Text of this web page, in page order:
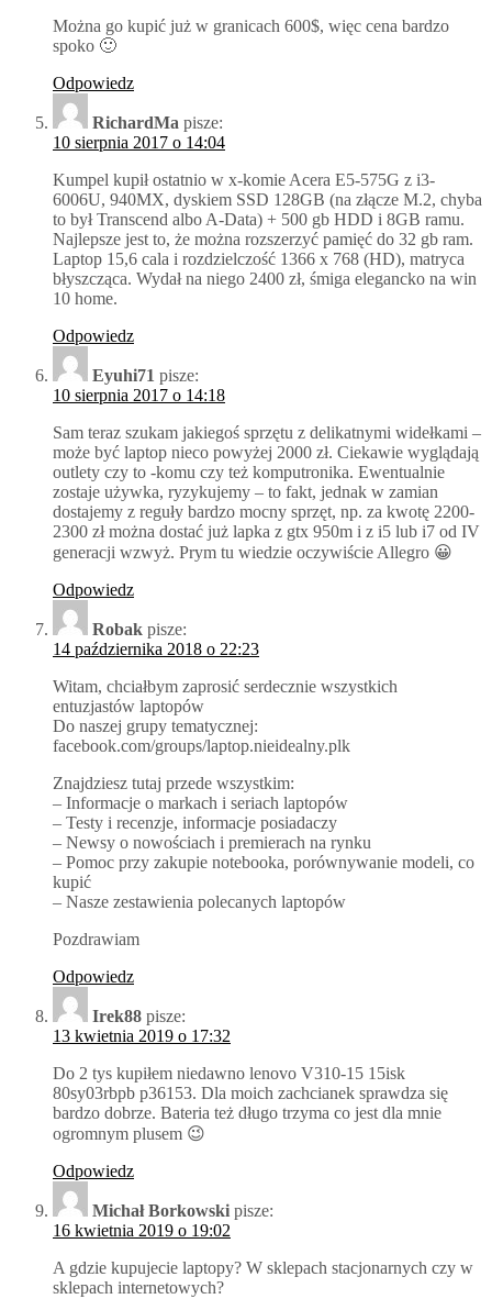
Można go kupić już w granicach 600$, więc cena bardzo
spoko 🙂
Odpowiedz
RichardMa pisze:
10 sierpnia 2017 o 14:04
Kumpel kupił ostatnio w x-komie Acera E5-575G z i3-
6006U, 940MX, dyskiem SSD 128GB (na złącze M.2, chyba
to był Transcend albo A-Data) + 500 gb HDD i 8GB ramu.
Najlepsze jest to, że można rozszerzyć pamięć do 32 gb ram.
Laptop 15,6 cala i rozdzielczość 1366 x 768 (HD), matryca
błyszcząca. Wydał na niego 2400 zł, śmiga elegancko na win
10 home.
Odpowiedz
Eyuhi71 pisze:
10 sierpnia 2017 o 14:18
Sam teraz szukam jakiegoś sprzętu z delikatnymi widełkami –
może być laptop nieco powyżej 2000 zł. Ciekawie wyglądają
outlety czy to -komu czy też komputronika. Ewentualnie
zostaje używka, ryzykujemy – to fakt, jednak w zamian
dostajemy z reguły bardzo mocny sprzęt, np. za kwotę 2200-
2300 zł można dostać już lapka z gtx 950m i z i5 lub i7 od IV
generacji wzwyż. Prym tu wiedzie oczywiście Allegro 😀
Odpowiedz
Robak pisze:
14 października 2018 o 22:23
Witam, chciałbym zaprosić serdecznie wszystkich
entuzjastów laptopów
Do naszej grupy tematycznej:
facebook.com/groups/laptop.nieidealny.plk
Znajdziesz tutaj przede wszystkim:
– Informacje o markach i seriach laptopów
– Testy i recenzje, informacje posiadaczy
– Newsy o nowościach i premierach na rynku
– Pomoc przy zakupie notebooka, porównywanie modeli, co
kupić
– Nasze zestawienia polecanych laptopów
Pozdrawiam
Odpowiedz
Irek88 pisze:
13 kwietnia 2019 o 17:32
Do 2 tys kupiłem niedawno lenovo V310-15 15isk
80sy03rbpb p36153. Dla moich zachcianek sprawdza się
bardzo dobrze. Bateria też długo trzyma co jest dla mnie
ogromnym plusem 😉
Odpowiedz
Michał Borkowski pisze:
16 kwietnia 2019 o 19:02
A gdzie kupujecie laptopy? W sklepach stacjonarnych czy w
sklepach internetowych?